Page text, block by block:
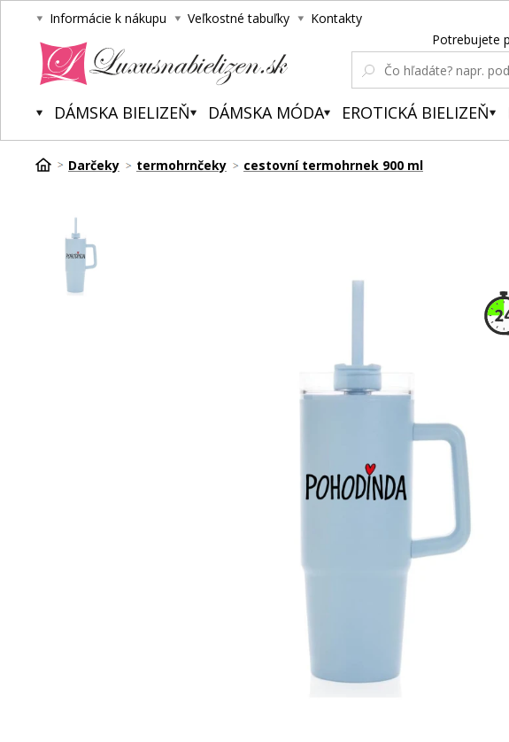
Informácie k nákupu Veľkostné tabuľky Kontakty
Potrebujete
DÁMSKA BIELIZEŇ DÁMSKA MÓDA EROTICKÁ BIELIZEŇ
Darčeky termohrnčeky cestovní termohrnek 900 ml